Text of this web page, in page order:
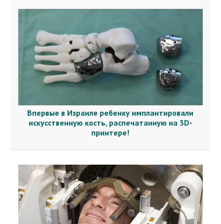
Впервые в Израиле ребенку имплантировали
искусственную кость, распечатанную на 3D-
принтере!